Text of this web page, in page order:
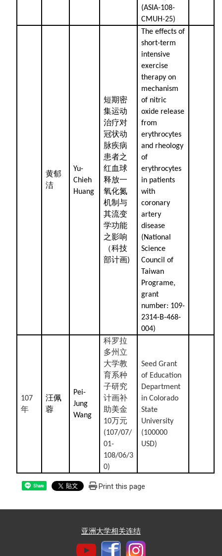
(ASIA-108-
CMUH-25)
黄郁
洁
Yu-
Chieh
Huang
短期密
集运动
治疗对
冠状动
脉疾病
患者之
红血球
释放一
氧化氮
机制与
其流变
学功能
之影响
（科技
部计画)
The effects of
short-term
intensive
exercise
therapy on
mechanism
of nitric
oxide release
from
erythrocytes
and rheology
of
erythrocytes
in patients
with
coronary
artery
disease
(National
Science
Council of
Taiwan
Programe,
grant
number: 109-
2314-B-468-
004)
107
年
汪佩
蓉
Pei-
Jung
Wang
科罗拉
多州立
大学教
育系种
子研究
计画补
助美金
10万元
(107/07/
01-
108/06/3
0)
Seed Grant
of Education
Department
in Colorado
State
University
(100000
USD)
Share Print this page
亚洲大学相关连结